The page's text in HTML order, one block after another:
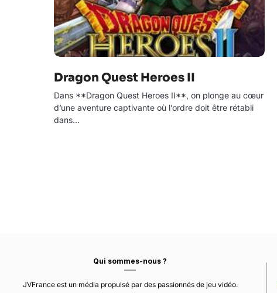
Dragon Quest Heroes II
Dans **Dragon Quest Heroes II**, on plonge au cœur
d’une aventure captivante où l’ordre doit être rétabli
dans…
Qui sommes-nous ?
JVFrance est un média propulsé par des passionnés de jeu vidéo.